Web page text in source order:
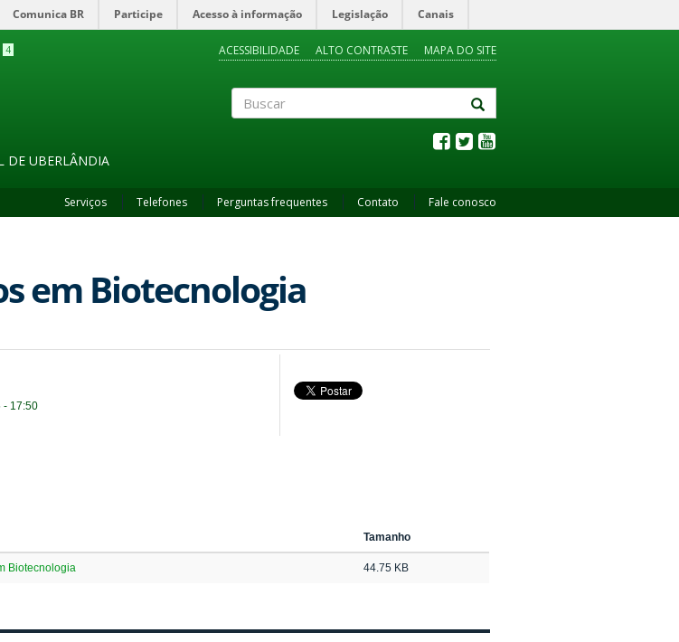
Comunica BR Participe Acesso à informação Legislação Canais
4 ACESSIBILIDADE ALTO CONTRASTE MAPA DO SITE
DE UBERLÂNDIA
Serviços Telefones Perguntas frequentes Contato Fale conosco
em Biotecnologia
- 17:50
Tamanho
Biotecnologia 44.75 KB